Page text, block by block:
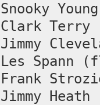
Snooky
Clark
Jimmy
Les Spann
Frank
Jimmy